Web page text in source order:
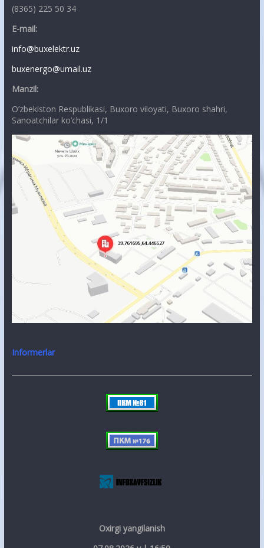
(8365) 225 50 34
E-mail:
info@buxelektr.uz
buxenergo@umail.uz
Manzil:
O’zbekiston Respublikasi, Buxoro viloyati, Buxoro shahri,
Sanoatchilar ko’chasi, 1/1
Informerlar
Oxirgi yangilanish